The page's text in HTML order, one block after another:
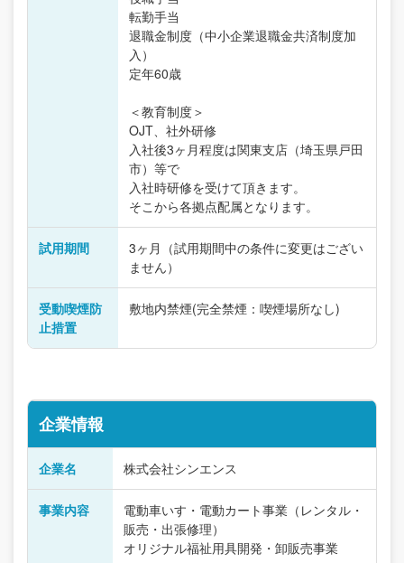
転勤手当
退職金制度（中小企業退職金共済制度加
入）
定年60歳
＜教育制度＞
OJT、社外研修
入社後3ヶ月程度は関東支店（埼玉県戸田
市）等で
入社時研修を受けて頂きます。
そこから各拠点配属となります。
試用期間
3ヶ月（試用期間中の条件に変更はござい
ません）
受動喫煙防
止措置
敷地内禁煙(完全禁煙：喫煙場所なし)
企業情報
企業名 株式会社シンエンス
事業内容
電動車いす・電動カート事業（レンタル・
販売・出張修理）
オリジナル福祉用具開発・卸販売事業